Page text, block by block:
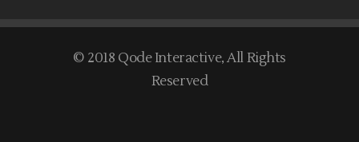
© 2018 Qode Interactive, All Rights
Reserved